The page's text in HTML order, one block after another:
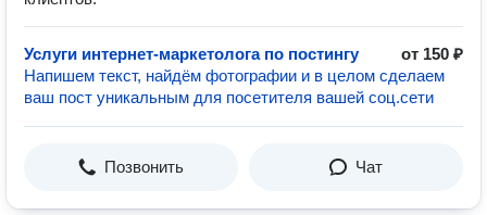
Услуги интернет-маркетолога по постингу
от 150 ₽
Напишем текст, найдём фотографии и в целом сделаем
ваш пост уникальным для посетителя вашей соц.сети
Позвонить Чат